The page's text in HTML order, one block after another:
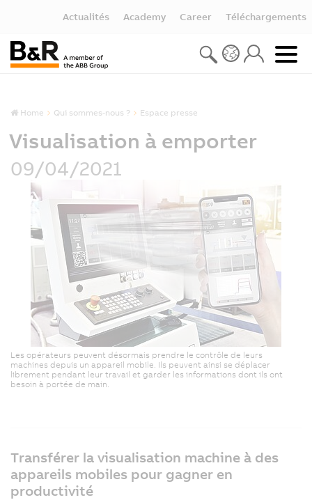
Actualités Academy Career Téléchargements
Home Qui sommes-nous ? Espace presse
Visualisation à emporter
09/04/2021
Les opérateurs peuvent désormais prendre le contrôle de leurs
machines depuis un appareil mobile. Ils peuvent ainsi se déplacer
librement pendant leur travail et garder les informations dont ils ont
besoin à portée de main.
Transférer la visualisation machine à des
appareils mobiles pour gagner en
productivité